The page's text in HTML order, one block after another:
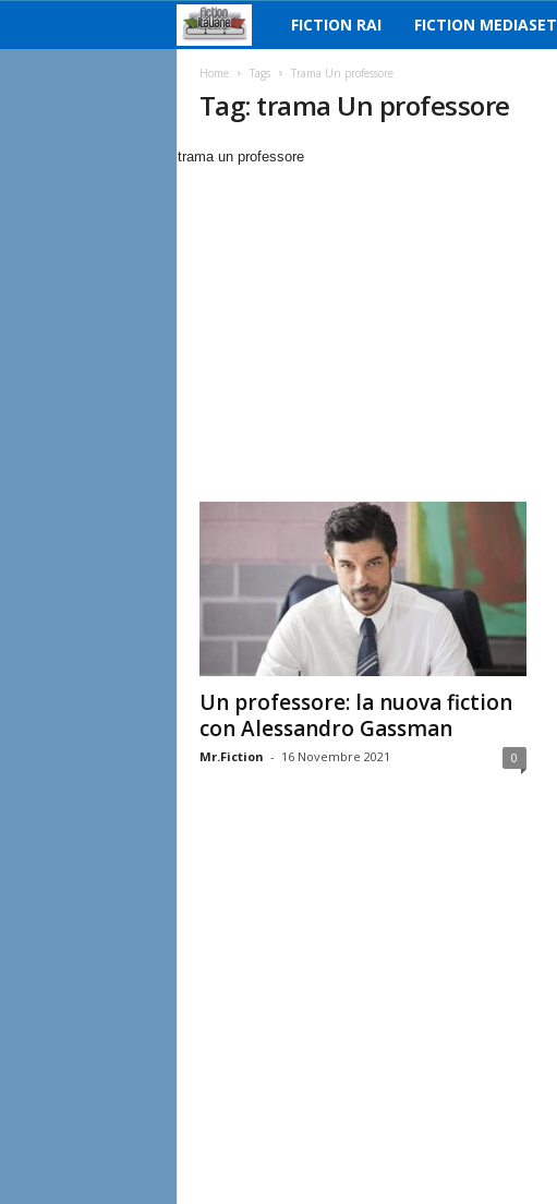
c
l
a
n
e
FICTION RAI FICTION MEDIASET
Home Tags Trama Un professore
Tag: trama Un professore
trama un professore
Un professore: la nuova fiction
con Alessandro Gassman
Mr.Fiction - 16 Novembre 2021 0